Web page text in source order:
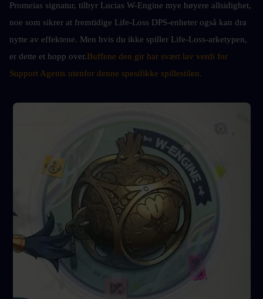
Promeias signatur, tilbyr Lucias W-Engine mye høyere allsidighet,
noe som sikrer at fremtidige Life-Loss DPS-enheter også kan dra
nytte av effektene. Men hvis du ikke spiller Life-Loss-arketypen,
er dette et hopp over.Buffene den gir har svært lav verdi for
Support Agents utenfor denne spesifikke spillestilen.